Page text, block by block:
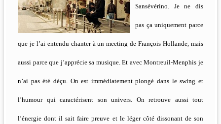
Sansévérino. Je ne dis
pas ça uniquement parce
que je l’ai entendu chanter à un meeting de François Hollande, mais
aussi parce que j’apprécie sa musique. Et avec Montreuil-Menphis je
n’ai pas été déçu. On est immédiatement plongé dans le swing et
l’humour qui caractérisent son univers. On retrouve aussi tout
l’énergie dont il sait faire preuve et le léger côté dissonant de son